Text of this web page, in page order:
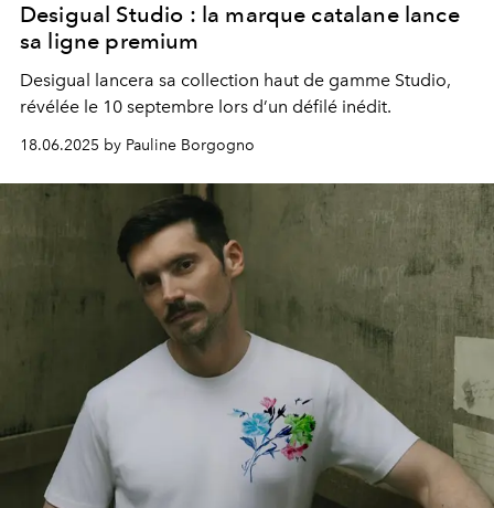
Desigual Studio : la marque catalane lance
sa ligne premium
Desigual lancera sa collection haut de gamme Studio,
révélée le 10 septembre lors d’un défilé inédit.
18.06.2025 by Pauline Borgogno